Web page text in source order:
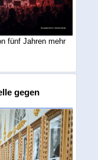
fünf Jahren mehr
gegen